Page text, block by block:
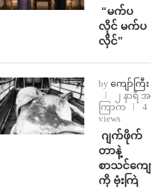
⁨ ⁨“မက်ပ
လိုင် မက်ပ
လိုင်”
by ကျော်ကြီး
၂ နာရီ အ
ကြာက
4
views
⁨⁩ ⁨ဂျက်ဖိုက်
တာနဲ့
စာသင်ကျော
ကို ဗုံးကြဲ